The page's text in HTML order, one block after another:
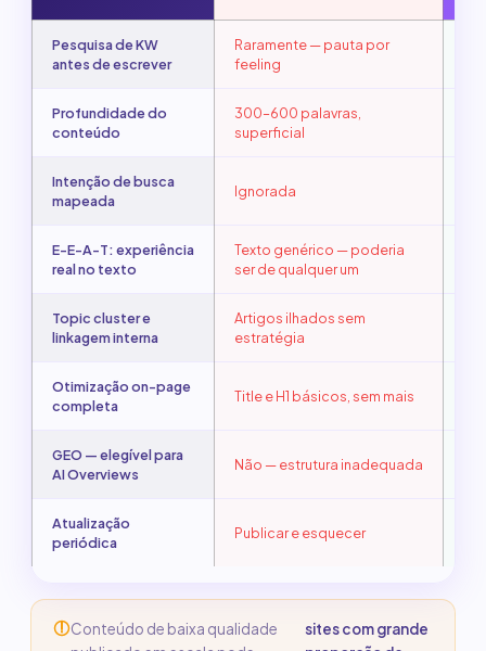
Pesquisa de KW
antes de escrever
Raramente — pauta por
feeling
Profundidade do
conteúdo
300–600 palavras,
superficial
Intenção de busca
mapeada
Ignorada
E-E-A-T: experiência
real no texto
Texto genérico — poderia
ser de qualquer um
Topic cluster e
linkagem interna
Artigos ilhados sem
estratégia
Otimização on-page
completa
Title e H1 básicos, sem mais
GEO — elegível para
AI Overviews
Não — estrutura inadequada
Atualização
periódica
Publicar e esquecer
Conteúdo de baixa qualidade
sites com grande